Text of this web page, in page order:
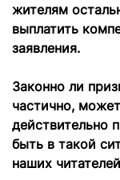
жителям
выплатить
заявления.
Законно ли
частично,
действительно
быть в такой
наших